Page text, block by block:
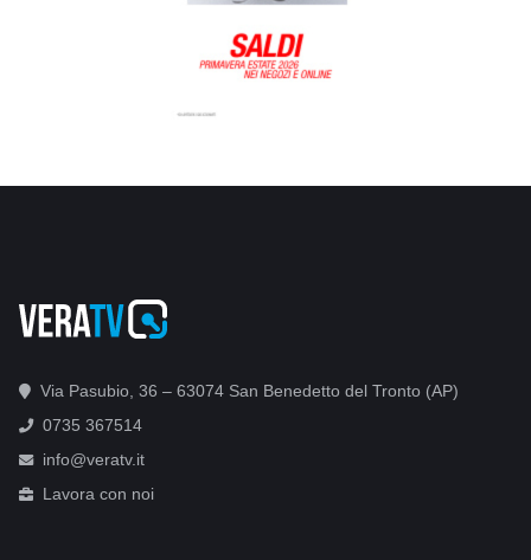
Via Pasubio, 36 – 63074 San Benedetto del Tronto (AP)
0735 367514
info@veratv.it
Lavora con noi